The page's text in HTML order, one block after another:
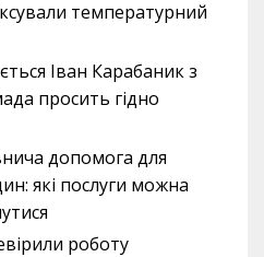
температурний
Іван Карабаник з
просить гідно
допомога для
які послуги можна
роботу